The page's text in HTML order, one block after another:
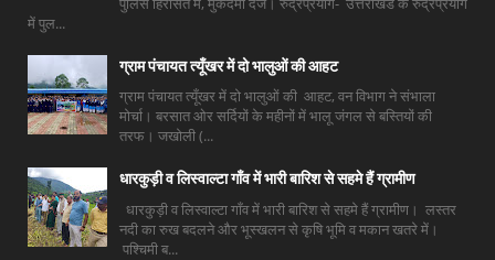
में पुल...
ग्राम पंचायत त्यूँखर में दो भालुओं की आहट
ग्राम पंचायत त्यूँखर में दो भालुओं की आहट, वन विभाग ने संभाला
मोर्चा। बरसात ओर सर्दियों के महीनों में भालू जंगल से बस्तियों की
तरफ। जखोली (...
धारकुड़ी व लिस्वाल्टा गाँव में भारी बारिश से सहमे हैं ग्रामीण
धारकुड़ी व लिस्वाल्टा गाँव में भारी बारिश से सहमे हैं ग्रामीण। लस्तर
नदी का रुख बदलने और भूस्खलन से कृषि भूमि व मकान खतरे में।
पश्चिमी ब...